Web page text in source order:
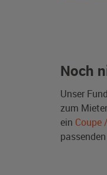
Noch
Unser
zum
ein Coupe